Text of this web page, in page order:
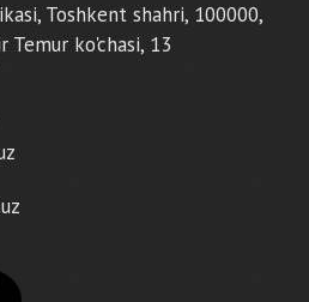
Toshkent shahri, 100000,
Temur ko'chasi, 13